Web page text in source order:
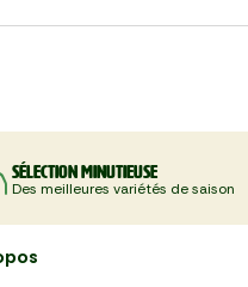
Sélection minutieuse
Des meilleures variétés de saison